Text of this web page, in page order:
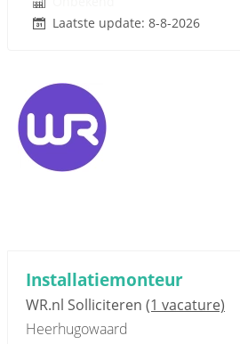
Laatste update: 8-8-2026
Installatiemonteur
WR.nl Solliciteren (1 vacature)
Heerhugowaard